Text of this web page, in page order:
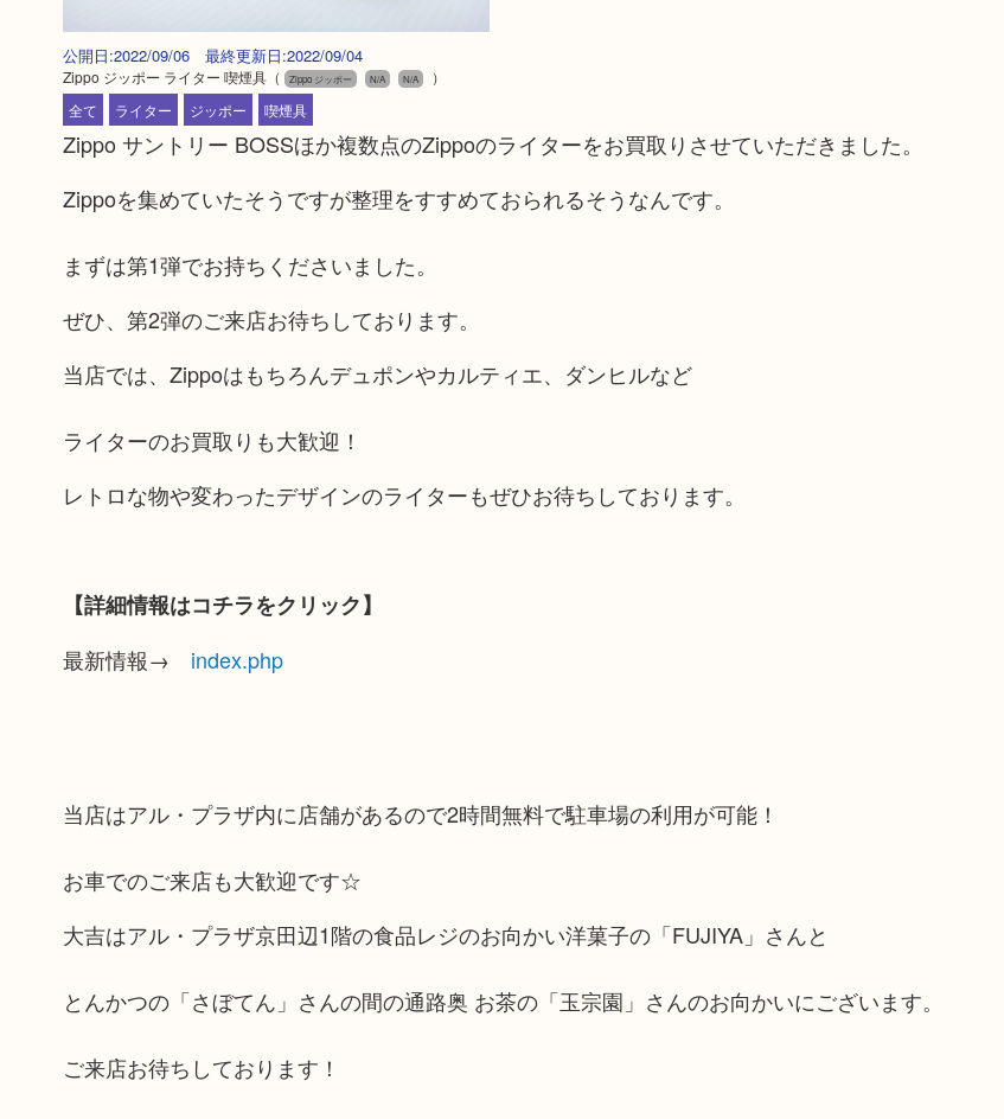
公開日:2022/09/06 最終更新日:2022/09/04
Zippo ジッポー ライター 喫煙具（ Zippo ジッポー N/A N/A
）
全て
ライター ジッポー 喫煙具
Zippo サントリー BOSSほか複数点のZippoのライターをお買取りさせていただきました。
Zippoを集めていたそうですが整理をすすめておられるそうなんです。
まずは第1弾でお持ちくださいました。
ぜひ、第2弾のご来店お待ちしております。
当店では、Zippoはもちろんデュポンやカルティエ、ダンヒルなど
ライターのお買取りも大歓迎！
レトロな物や変わったデザインのライターもぜひお待ちしております。
【詳細情報はコチラをクリック】
最新情報→ index.php
当店はアル・プラザ内に店舗があるので2時間無料で駐車場の利用が可能！
お車でのご来店も大歓迎です☆
大吉はアル・プラザ京田辺1階の食品レジのお向かい洋菓子の「FUJIYA」さんと
とんかつの「さぼてん」さんの間の通路奥 お茶の「玉宗園」さんのお向かいにございます。
ご来店お待ちしております！